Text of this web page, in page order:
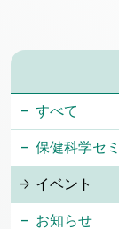
すべて
保健科学セ
イベント
お知らせ